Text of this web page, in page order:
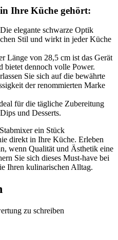
Ihre Küche gehört:
Die elegante schwarze Optik
Stil und wirkt in jeder Küche
Länge von 28,5 cm ist das Gerät
bietet dennoch volle Power.
Sie sich auf die bewährte
der renommierten Marke
für die tägliche Zubereitung
und Desserts.
ein Stück
direkt in Ihre Küche. Erleben
wenn Qualität und Ästhetik eine
Sie sich dieses Must-have bei
Ihren kulinarischen Alltag.
zu schreiben